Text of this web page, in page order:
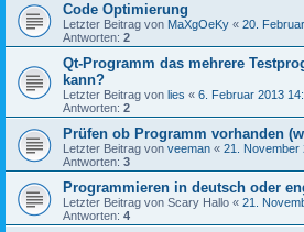
Code Optimierung
Letzter Beitrag von MaXgOeKy « 20.
Antworten: 2
Qt-Programm das mehrere
kann?
Letzter Beitrag von lies « 6. Februar 2013
Antworten: 2
Prüfen ob Programm vorhanden
Letzter Beitrag von veeman « 21. November
Antworten: 3
Programmieren in deutsch oder
Letzter Beitrag von Scary Hallo « 21.
Antworten: 4